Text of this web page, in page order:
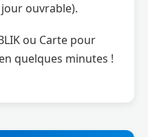
ouvrable).
ou Carte pour
quelques minutes !